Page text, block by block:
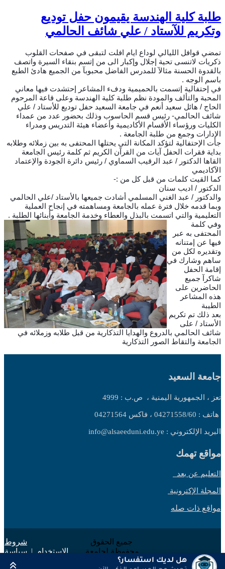
هل لديك استفسار؟
طلبة كلية الهندسة يقيمون حفل توديع
وتكريم للآستاد / علي شائف الحالمي
تمضي قوافل الليالي لوداع ايام افلت لتبقى في صفحات القلوب
ذكريات لاتنسى تحية إجلال وإكبار الى من إتسم بنقاء السيرة واتصف
بالقدوة الحسنة مثالآ للمدرس الفاضل محبوبآ من الجميع هادئ الطبع
باسم الوجه .
في إحتفالية إتسمت بالحميمية ودفء المشاعر إحتشدت فيها معاني
المحبة والتألف والمودة نظم طلبة كلية الهندسة وعلى قاعة المرحوم
الحاج / هائل سعيد أنعم في جامعة السعيد حفل توديع للأستاد / علي
شائف الحالمي- رئيس قسم الحاسوب وذلك بحضور عدد من عمداء
الكليات ورؤساء الأقسام الأكاديمية وأعضاء هيئة التدريس ومدراء
الإدارات وجمع من طلبة الجامعة .
جأت الإحتفالية لتؤكد المكانة التي يحتلها المحتفى به بين زملائه وطلابه
بداية فقرات الحفل آيات من القرآن الكريم ثم كلمة رئيس الجامعة
القاها الدكتور / عبد الرقيب السماوي / رئيس دائرة الجودة والإعتماد
الآكاديمي
كما القيت كلمات من قبل كل من :-
الدكتور / اديب سنان
والدكتور / عبد الغني المسلمي أشادت جميعها بالأستاد /علي الحالمي
وبما قدمه خلال فترة عمله بالجامعة ومساهمته في إنجاح العملية
التعليمية والتي اتسمت بالبذل والعطاء وخدمة الجامعة وأبنائها الطلبة .
وفي كلمة
المحتفى به عبر
فيها عن إمتنانه
وتقديره لكل من
ساهم وشارك في
إقامة الحفل
شاكرآ جميع
الحاضرين على
هذه المشاعر
الطيبة
بعد ذلك تم تكريم
الأستاد / على
شائف الحالمي بالدروع والهدايا التذكارية من قبل طلابه وزملائه في
الجامعة والتقاط الصور التذكارية
جامعة السعيد
تعز ، الجمهورية اليمنية ، ص.ب : 4999
هاتف : 04271558/60 ، فاكس 04271564
البريد الإلكتروني : info@alsaeeduni.edu.ye
مواقع تهمك
التعليم عن بعد
المجلة الإكترونية
مواقع ذات صله
جميع الحقوق
محفوظة لجامعة
السعيد 2025 ©
شروط
الاستخدام
| سياسة
الخصوصية